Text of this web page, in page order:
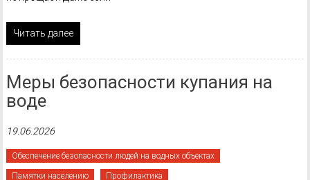
Читать далее
Меры безопасности купания на
воде
19.06.2026
Обеспечение безопасности людей на водных объектах
Памятки населению Профилактика